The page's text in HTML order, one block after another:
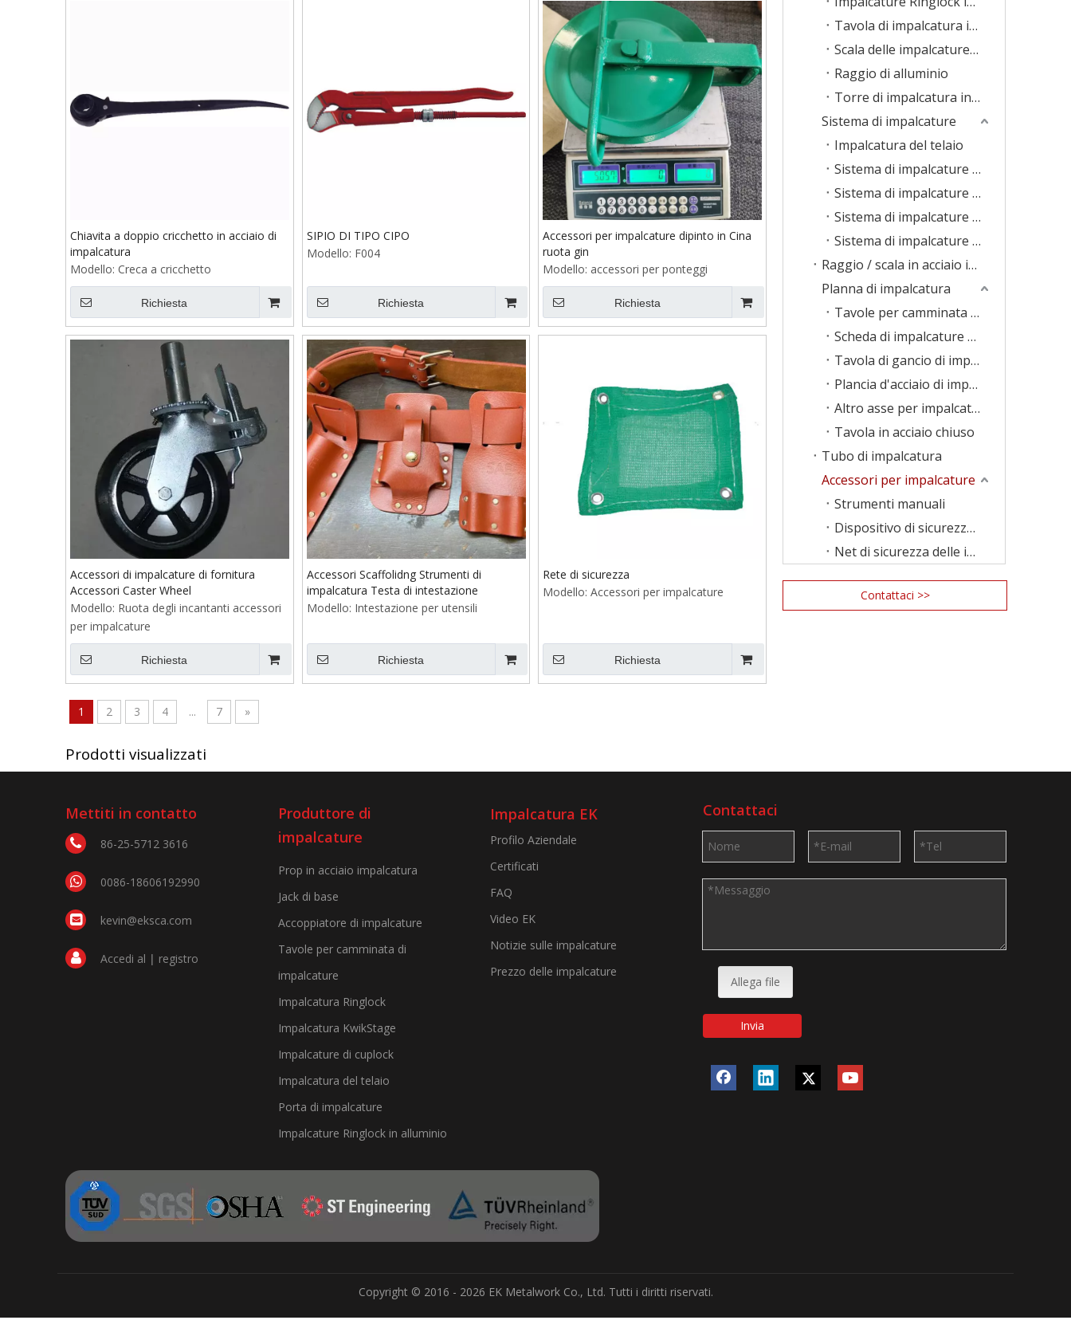
Chiavita a doppio cricchetto in acciaio di
impalcatura
Modello: Creca a cricchetto
Richiesta
SIPIO DI TIPO CIPO
Modello: F004
Richiesta
Accessori per impalcature dipinto in Cina
ruota gin
Modello: accessori per ponteggi
Richiesta
Accessori di impalcature di fornitura
Accessori Caster Wheel
Modello: Ruota degli incantanti accessori
per impalcature
Richiesta
Accessori Scaffolidng Strumenti di
impalcatura Testa di intestazione
Modello: Intestazione per utensili
Richiesta
Rete di sicurezza
Modello: Accessori per impalcature
Richiesta
1 2 3 4 ... 7 »
Prodotti visualizzati
Tavola di impalcatura in alluminio
Scala delle impalcature in alluminio
Raggio di alluminio
Torre di impalcatura in alluminio
Sistema di impalcature
Impalcatura del telaio
Sistema di impalcature Ringlock
Sistema di impalcature Cuplock
Sistema di impalcature Haki
Sistema di impalcature KwikStage
Raggio / scala in acciaio impalcatura
Planna di impalcatura
Tavole per camminata di impalcature
Scheda di impalcature LVL
Tavola di gancio di impalcature
Plancia d'acciaio di impalcatura
Altro asse per impalcature
Tavola in acciaio chiuso
Tubo di impalcatura
Accessori per impalcature
Strumenti manuali
Dispositivo di sicurezza delle impalcature
Net di sicurezza delle impalcature
Contattaci >>
Mettiti in contatto
86-25-5712 3616
0086-18606192990
kevin@eksca.com
Accedi al | registro
Produttore di
impalcature
Prop in acciaio impalcatura
Jack di base
Accoppiatore di impalcature
Tavole per camminata di
impalcature
Impalcatura Ringlock
Impalcatura KwikStage
Impalcature di cuplock
Impalcatura del telaio
Porta di impalcature
Impalcature Ringlock in alluminio
Impalcatura EK
Profilo Aziendale
Certificati
FAQ
Video EK
Notizie sulle impalcature
Prezzo delle impalcature
Contattaci
Allega file
Invia
Copyright © 2016 - 2026 EK Metalwork Co., Ltd. Tutti i diritti riservati.